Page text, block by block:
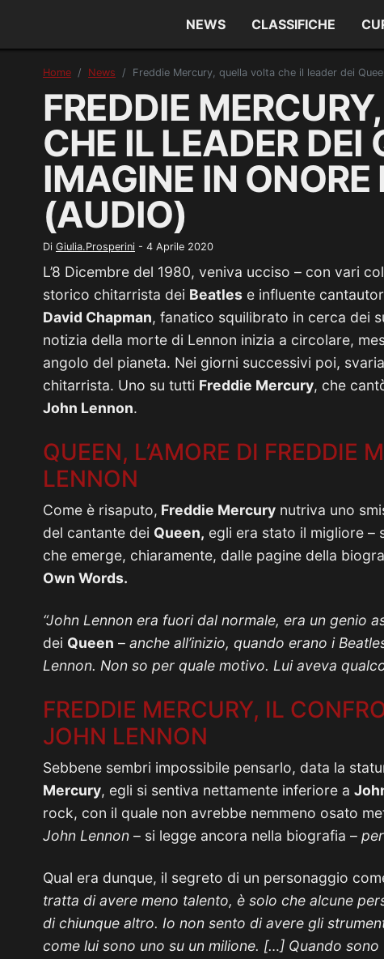
NEWS CLASSIFICHE
Home News Freddie Mercury, quella volta che il leader dei
FREDDIE
CHE IL LEADER DEI
IMAGINE IN
(AUDIO)
Di Giulia.Prosperini - 4 Aprile 2020
L’8 Dicembre del 1980, veniva ucciso – con vari
storico chitarrista dei Beatles e influente
David Chapman, fanatico squilibrato in cerca dei
notizia della morte di Lennon inizia a circolare,
angolo del pianeta. Nei giorni successivi poi,
chitarrista. Uno su tutti Freddie Mercury, che
John Lennon.
QUEEN, L’AMORE DI FREDDIE
LENNON
Come è risaputo, Freddie Mercury nutriva uno
del cantante dei Queen, egli era stato il migliore –
che emerge, chiaramente, dalle pagine della
Own Words.
“John Lennon era fuori dal normale, era un genio
dei Queen – anche all’inizio, quando erano i
Lennon. Non so per quale motivo. Lui aveva
FREDDIE MERCURY, IL
JOHN LENNON
Sebbene sembri impossibile pensarlo, data la
Mercury, egli si sentiva nettamente inferiore a
rock, con il quale non avrebbe nemmeno osato
John Lennon – si legge ancora nella biografia –
Qual era dunque, il segreto di un personaggio
tratta di avere meno talento, è solo che alcune
di chiunque altro. Io non sento di avere gli
come lui sono uno su un milione. […] Quando